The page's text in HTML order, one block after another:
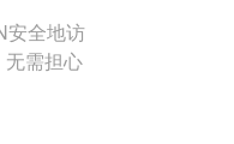
安全地访
无需担心